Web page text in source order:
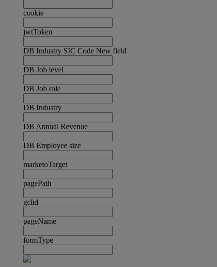
cookie
jwtToken
DB Industry SIC Code New field
DB Job level
DB Job role
DB Industry
DB Annual Revenue
DB Employee size
marketoTarget
pagePath
gclid
pageName
formType